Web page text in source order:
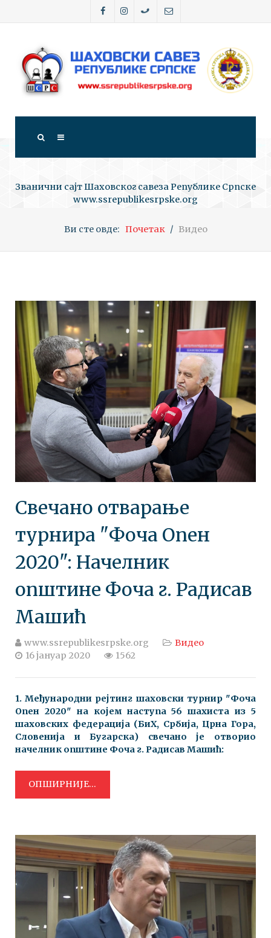
Званични сајт Шаховског савеза Републике Српске
www.ssrepublikesrpske.org
Ви сте овде: Почетак Видео
Свечано отварање
турнира "Фоча Опен
2020": Начелник
општине Фоча г. Радисав
Машић
www.ssrepublikesrpske.org
Видео
16 јануар 2020
1562
1. Међународни рејтинг шаховски турнир "Фоча
Опен 2020" на којем наступа 56 шахиста из 5
шаховских федерација (БиХ, Србија, Црна Гора,
Словенија и Бугарска) свечано је отворио
начелник општине Фоча г. Радисав Машић:
ОПШИРНИЈЕ...